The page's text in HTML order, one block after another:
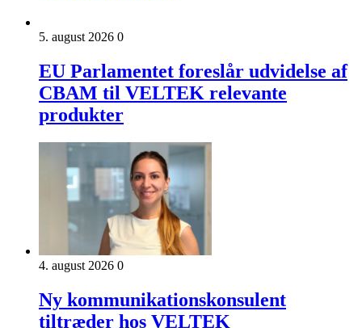
5. august 2026 0
EU Parlamentet foreslår udvidelse af
CBAM til VELTEK relevante
produkter
4. august 2026 0
Ny kommunikationskonsulent
tiltræder hos VELTEK